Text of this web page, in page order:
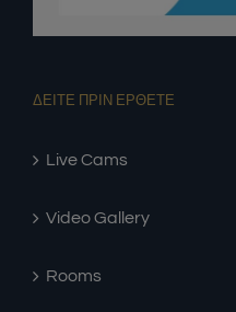
ΔΕΙΤΕ ΠΡΙΝ ΕΡΘΕΤΕ
Live Cams
Video Gallery
Rooms